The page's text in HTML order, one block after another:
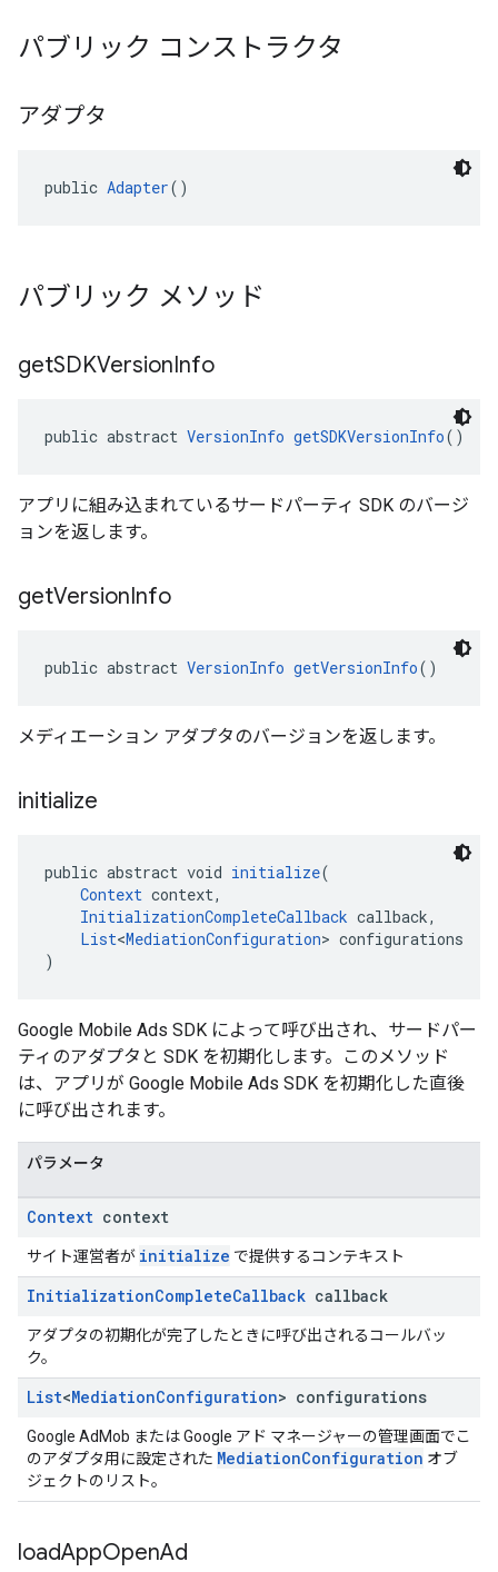
パブリック コンストラクタ
アダプタ
public Adapter()
パブリック メソッド
getSDKVersionInfo
public abstract VersionInfo getSDKVersionInfo()
アプリに組み込まれているサードパーティ SDK のバージ
ョンを返します。
getVersionInfo
public abstract VersionInfo getVersionInfo()
メディエーション アダプタのバージョンを返します。
initialize
public abstract void initialize(
Context context,
InitializationCompleteCallback callback,
List<MediationConfiguration> configurations
)
Google Mobile Ads SDK によって呼び出され、サードパー
ティのアダプタと SDK を初期化します。このメソッド
は、アプリが Google Mobile Ads SDK を初期化した直後
に呼び出されます。
パラメータ
Context context
サイト運営者が initialize で提供するコンテキスト
InitializationCompleteCallback callback
アダプタの初期化が完了したときに呼び出されるコールバッ
ク。
List<MediationConfiguration> configurations
Google AdMob または Google アド マネージャーの管理画面でこ
のアダプタ用に設定された MediationConfiguration オブ
ジェクトのリスト。
loadAppOpenAd